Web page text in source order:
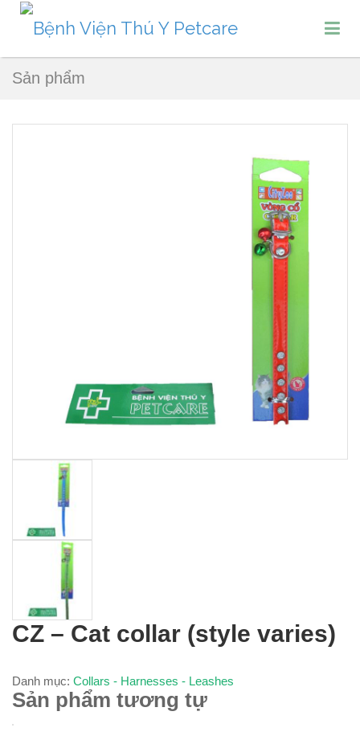
Sản phẩm
CZ – Cat collar (style varies)
Danh mục: Collars - Harnesses - Leashes
Sản phẩm tương tự